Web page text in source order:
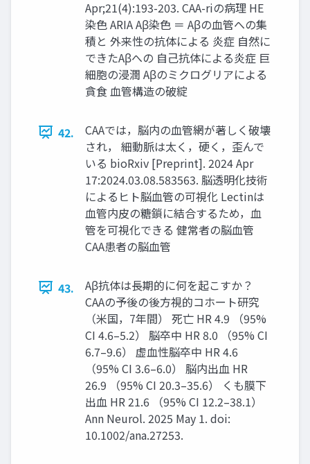
Apr;21(4):193-203. CAA-riの病理 HE
染色 ARIA Aβ染色 ＝ Aβの血管への集
積と 外来性の抗体による 炎症 自然に
できたAβへの 自己抗体による炎症 巨
細胞の浸潤 Aβのミクログリアによる
貪食 血管構造の破綻
42.
CAAでは，脳内の血管網が著しく破壊
され， 細動脈は太く，硬く，歪んで
いる bioRxiv [Preprint]. 2024 Apr
17:2024.03.08.583563. 脳透明化技術
によるヒト脳血管の可視化 Lectinは
血管内皮の糖鎖に結合するため，血
管を可視化できる 健常者の脳血管
CAA患者の脳血管
43.
Aβ抗体は長期的に何を起こすか？
CAAの予後の後方視的コホート研究
（米国，7年間） 死亡 HR 4.9 （95%
CI 4.6–5.2） 脳卒中 HR 8.0 （95% CI
6.7–9.6） 虚血性脳卒中 HR 4.6
（95% CI 3.6–6.0） 脳内出血 HR
26.9 （95% CI 20.3–35.6） くも膜下
出血 HR 21.6 （95% CI 12.2–38.1）
Ann Neurol. 2025 May 1. doi:
10.1002/ana.27253.